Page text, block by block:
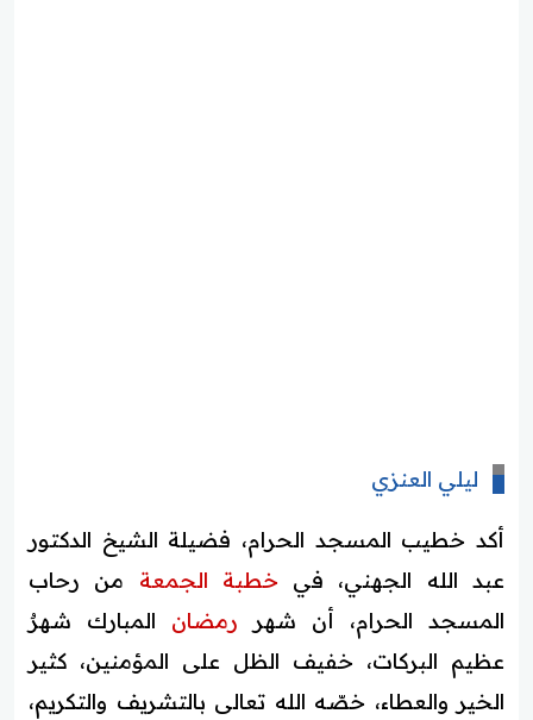
ليلي العنزي
أكد خطيب المسجد الحرام، فضيلة الشيخ الدكتور
عبد الله الجهني، في خطبة الجمعة من رحاب
المسجد الحرام، أن شهر رمضان المبارك شهرٌ
عظيم البركات، خفيف الظل على المؤمنين، كثير
الخير والعطاء، خصّه الله تعالى بالتشريف والتكريم،